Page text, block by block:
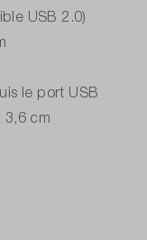
USB 2.0)
le port USB
3,6 cm